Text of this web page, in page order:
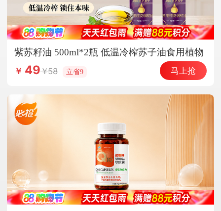
紫苏籽油 500ml*2瓶 低温冷榨苏子油食用植物
调和油家用热炒凉拌炒菜
￥ 49 58 立省9 马上抢